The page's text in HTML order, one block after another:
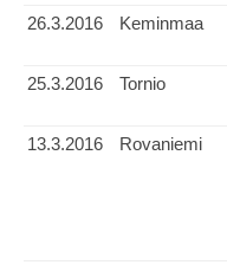
26.3.2016 Keminmaa
25.3.2016 Tornio
13.3.2016 Rovaniemi